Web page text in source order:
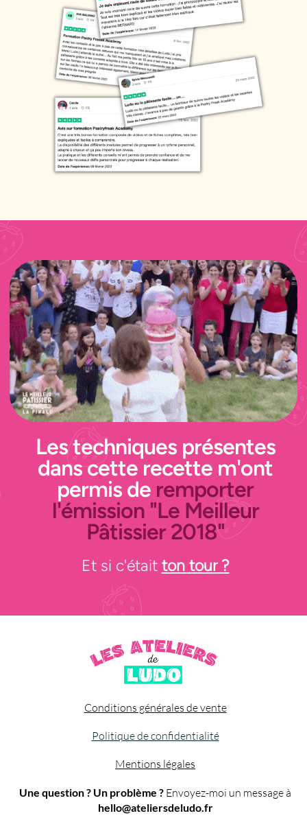
Les techniques présentes
dans cette recette m'ont
permis de remporter
l'émission "Le Meilleur
Pâtissier 2018"
Et si c'était ton tour ?
Conditions générales de vente
Politique de confidentialité
Mentions légales
Une question ? Un problème ? Envoyez-moi un message à
hello@ateliersdeludo.fr